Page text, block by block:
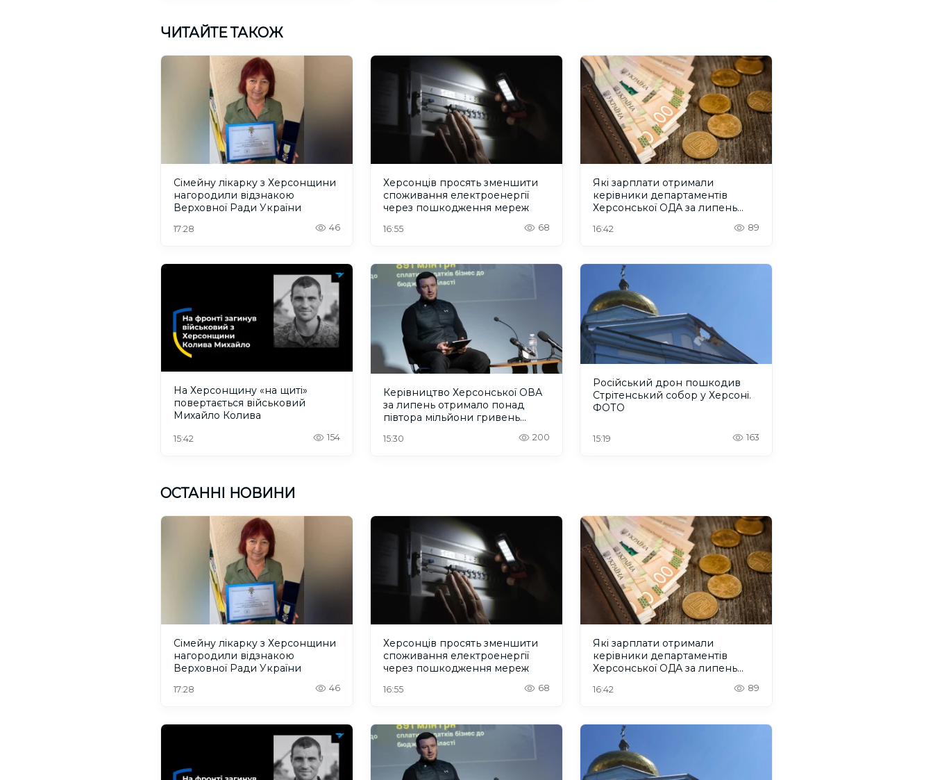
ЧИТАЙТЕ ТАКОЖ
Сімейну лікарку з Херсонщини
нагородили відзнакою
Верховної Ради України
17:28 46
Херсонців просять зменшити
споживання електроенергії
через пошкодження мереж
16:55 68
Які зарплати отримали
керівники департаментів
Херсонської ОДА за липень
16:42 89
На Херсонщину «на щиті»
повертається військовий
Михайло Колива
15:42 154
Керівництво Херсонської ОВА
за липень отримало понад
півтора мільйони гривень
15:30 200
Російський дрон пошкодив
Стрітенський собор у Херсоні.
ФОТО
15:19 163
ОСТАННІ НОВИНИ
Сімейну лікарку з Херсонщини
нагородили відзнакою
Верховної Ради України
17:28 46
Херсонців просять зменшити
споживання електроенергії
через пошкодження мереж
16:55 68
Які зарплати отримали
керівники департаментів
Херсонської ОДА за липень
16:42 89